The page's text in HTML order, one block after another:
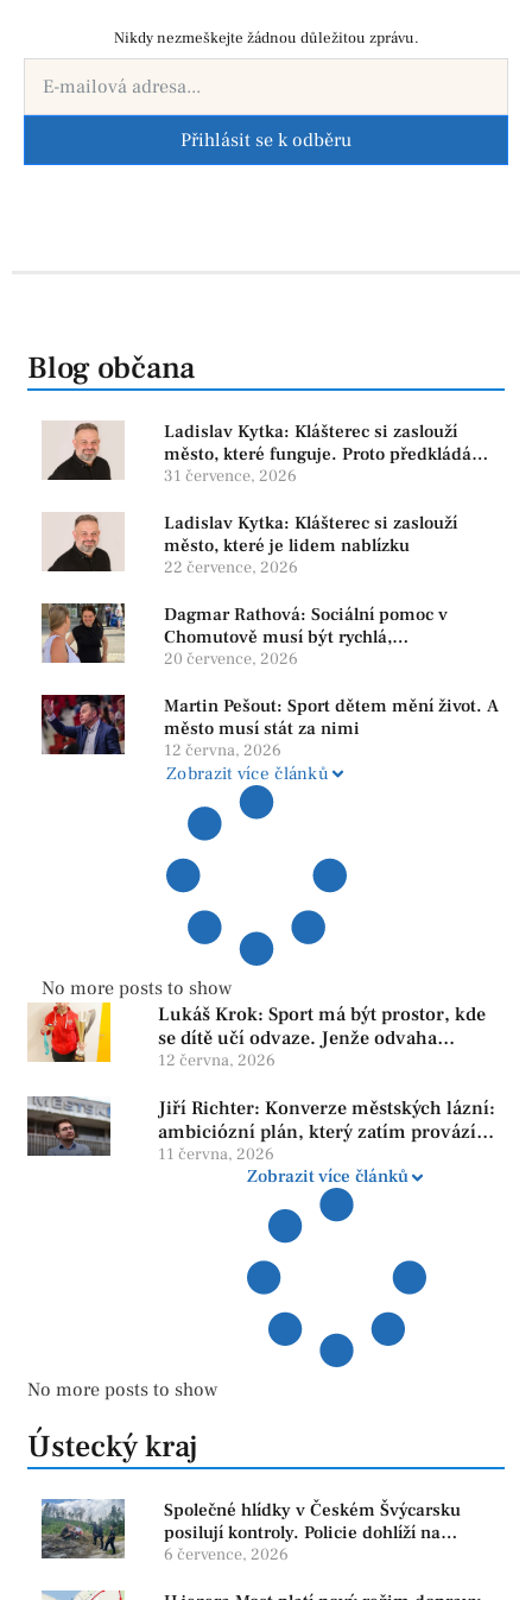
Nikdy nezmeškejte žádnou důležitou zprávu.
Přihlásit se k odběru
Blog občana
Ladislav Kytka: Klášterec si zaslouží
město, které funguje. Proto předkládáme
program, který řeší skutečné problémy
31 července, 2026
Ladislav Kytka: Klášterec si zaslouží
město, které je lidem nablízku
22 července, 2026
Dagmar Rathová: Sociální pomoc v
Chomutově musí být rychlá,
srozumitelná a férová. Ne udržovat lidi v
20 července, 2026
Martin Pešout: Sport dětem mění život. A
město musí stát za nimi
12 června, 2026
Zobrazit více článků
No more posts to show
Lukáš Krok: Sport má být prostor, kde
se dítě učí odvaze. Jenže odvaha
neroste tam, kde se bojí udělat chybu.
12 června, 2026
Jiří Richter: Konverze městských lázní:
ambiciózní plán, který zatím provází
více otazníků než jistot
11 června, 2026
Zobrazit více článků
No more posts to show
Ústecký kraj
Společné hlídky v Českém Švýcarsku
posilují kontroly. Policie dohlíží na
bezpečnost i ochranu přírody
6 července, 2026